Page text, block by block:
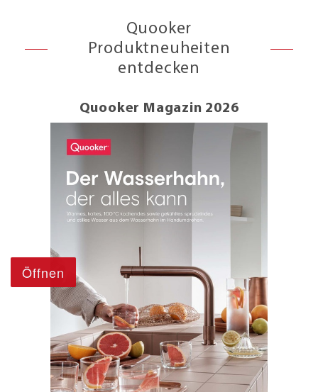
Quooker
Produktneuheiten
entdecken
Quooker Magazin 2026